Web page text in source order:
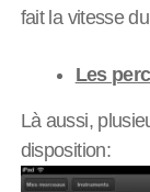
fait la vitesse
Les
Là aussi,
disposition: